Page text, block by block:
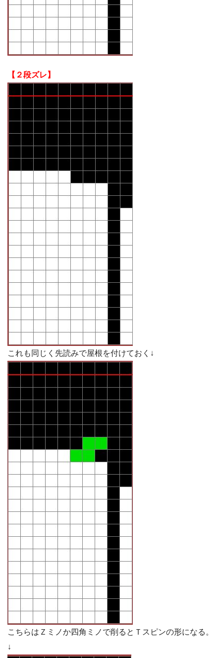
【２段ズレ】
これも同じく先読みで屋根を付けておく↓
こちらはＺミノか四角ミノで削るとＴスピンの形になる。
↓